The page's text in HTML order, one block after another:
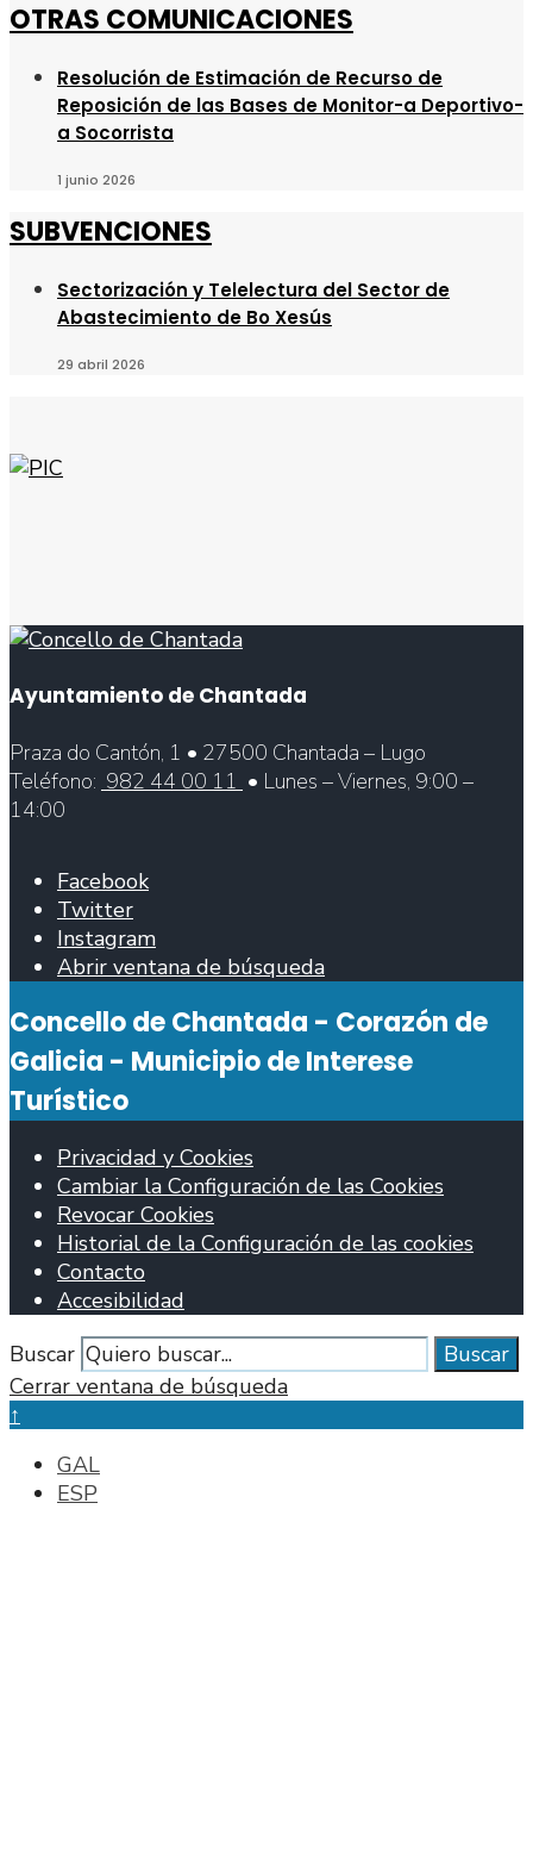
OTRAS COMUNICACIONES
Resolución de Estimación de Recurso de
Reposición de las Bases de Monitor-a Deportivo-
a Socorrista
1 junio 2026
SUBVENCIONES
Sectorización y Telelectura del Sector de
Abastecimiento de Bo Xesús
29 abril 2026
Ayuntamiento de Chantada
Praza do Cantón, 1 • 27500 Chantada – Lugo
Teléfono: 982 44 00 11 • Lunes – Viernes, 9:00 –
14:00
Facebook
Twitter
Instagram
Abrir ventana de búsqueda
Concello de Chantada - Corazón de
Galicia - Municipio de Interese
Turístico
Privacidad y Cookies
Cambiar la Configuración de las Cookies
Revocar Cookies
Historial de la Configuración de las cookies
Contacto
Accesibilidad
Buscar
Buscar
Cerrar ventana de búsqueda
↑
GAL
ESP